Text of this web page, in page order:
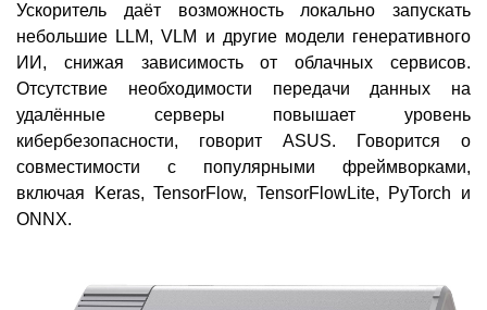
Ускоритель даёт возможность локально запускать
небольшие LLM, VLM и другие модели генеративного
ИИ, снижая зависимость от облачных сервисов.
Отсутствие необходимости передачи данных на
удалённые серверы повышает уровень
кибербезопасности, говорит ASUS. Говорится о
совместимости с популярными фреймворками,
включая Keras, TensorFlow, TensorFlowLite, PyTorch и
ONNX.